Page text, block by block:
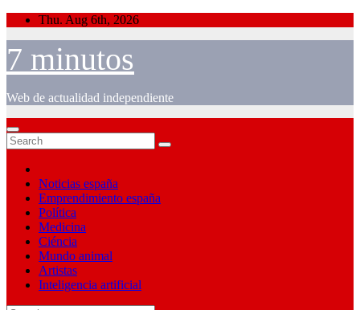
Skip
content
Thu. Aug 6th, 2026
7 minutos
Web de actualidad independiente
Noticias españa
Emprendimiento españa
Política
Medicina
Ciéncia
Mundo animal
Artistas
Inteligencia artificial